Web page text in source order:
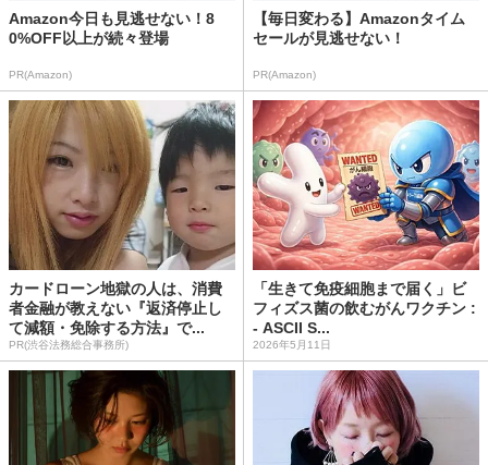
Amazon今日も見逃せない！8
0%OFF以上が続々登場
PR(Amazon)
【毎日変わる】Amazonタイム
セールが見逃せない！
PR(Amazon)
カードローン地獄の人は、消費
者金融が教えない『返済停止し
て減額・免除する方法』で...
PR(渋谷法務総合事務所)
「生きて免疫細胞まで届く」ビ
フィズス菌の飲むがんワクチン :
- ASCII S...
2026年5月11日